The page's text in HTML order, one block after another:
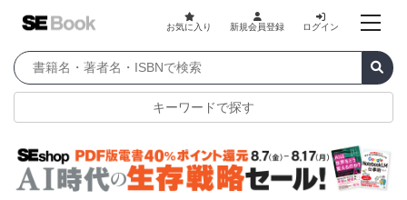
お気に入り 新規会員登録 ログイン
キーワードで探す